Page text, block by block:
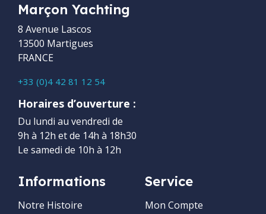
Marçon Yachting
8 Avenue Lascos
13500 Martigues
FRANCE
+33 (0)4 42 81 12 54
Horaires d’ouverture :
Du lundi au vendredi de
9h à 12h et de 14h à 18h30
Le samedi de 10h à 12h
Informations
Notre Histoire
Service
Mon Compte